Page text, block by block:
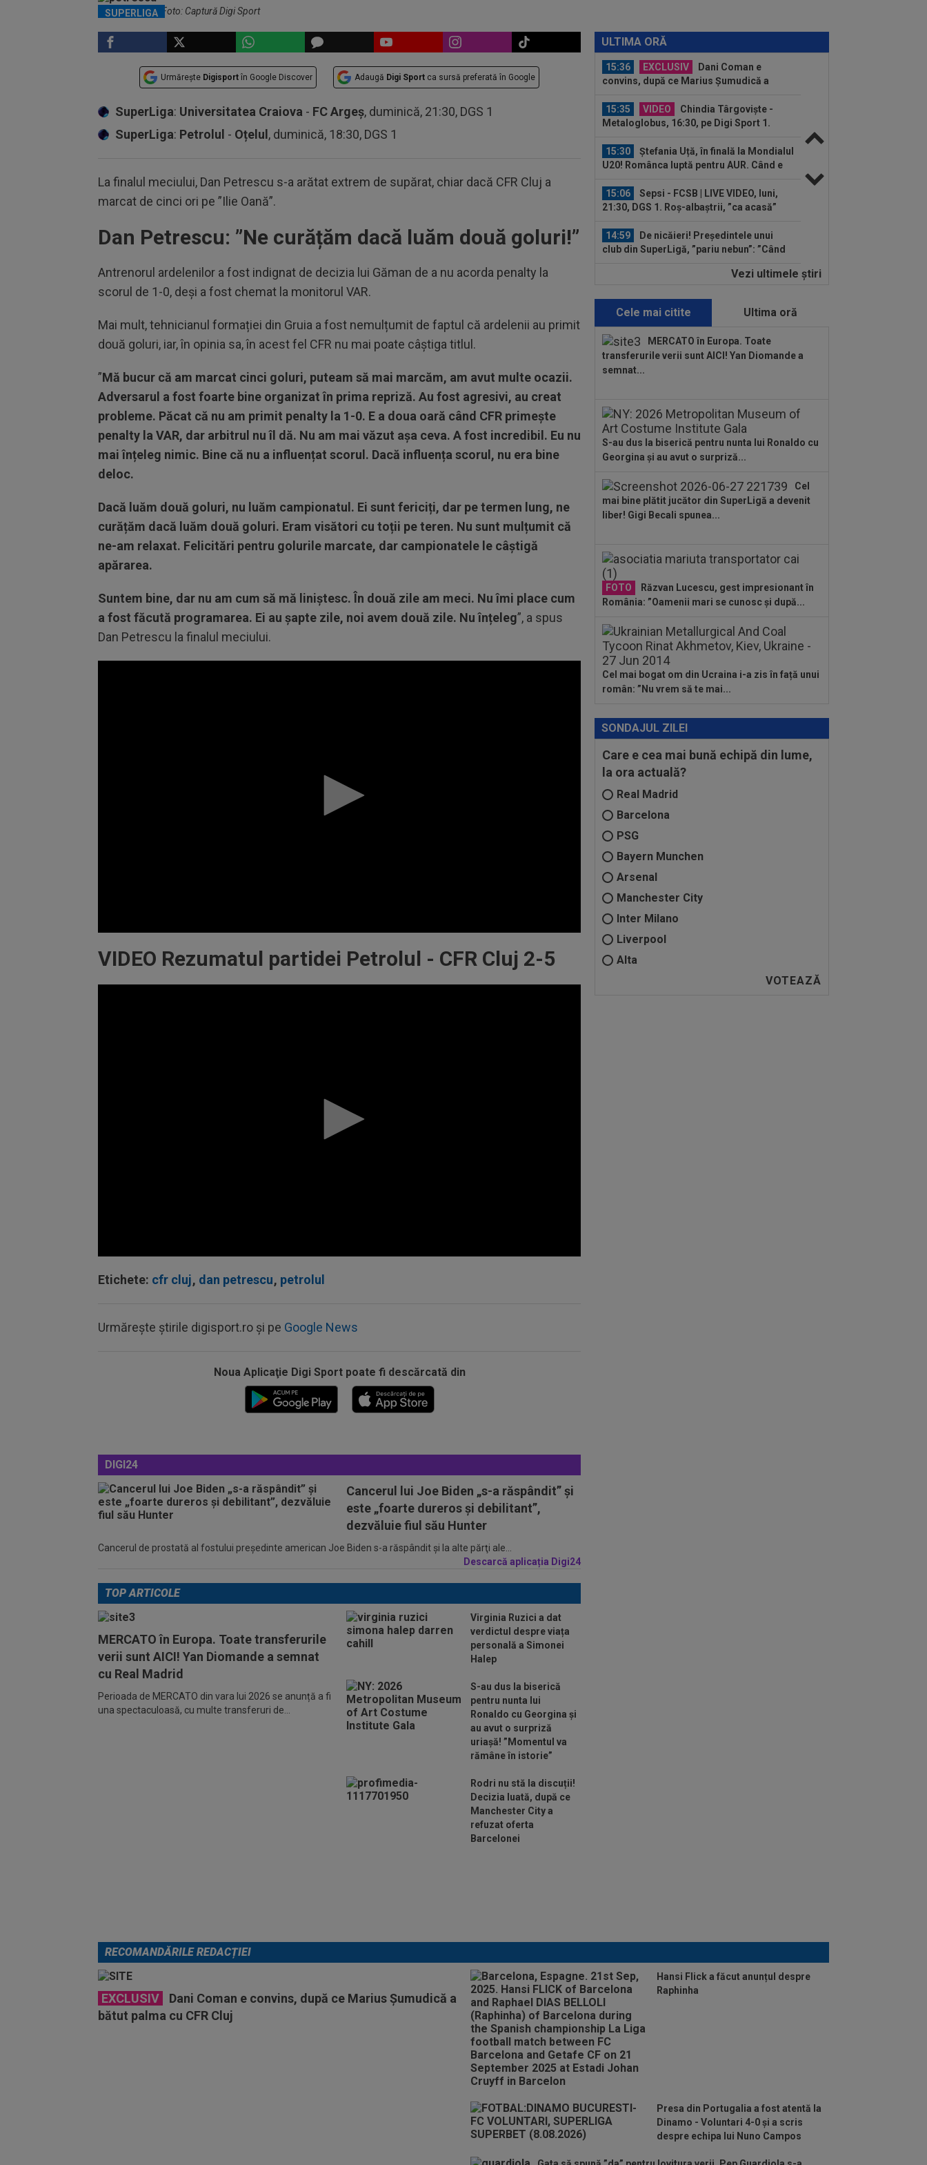
SUPERLIGA
Dan Petrescu / Foto: Captură Digi Sport
Urmărește Digisport în Google Discover Adaugă Digi Sport ca sursă preferată în Google
SuperLiga: Universitatea Craiova - FC Argeș, duminică, 21:30, DGS 1
SuperLiga: Petrolul - Oțelul , duminică, 18:30, DGS 1
La finalul meciului, Dan Petrescu s-a arătat extrem de supărat, chiar dacă CFR Cluj a
marcat de cinci ori pe ”Ilie Oană”.
Dan Petrescu: ”Ne curățăm dacă luăm două goluri!”
Antrenorul ardelenilor a fost indignat de decizia lui Găman de a nu acorda penalty la
scorul de 1-0, deși a fost chemat la monitorul VAR.
Mai mult, tehnicianul formației din Gruia a fost nemulțumit de faptul că ardelenii au primit
două goluri, iar, în opinia sa, în acest fel CFR nu mai poate câștiga titlul.
”Mă bucur că am marcat cinci goluri, puteam să mai marcăm, am avut multe ocazii.
Adversarul a fost foarte bine organizat în prima repriză. Au fost agresivi, au creat
probleme. Păcat că nu am primit penalty la 1-0. E a doua oară când CFR primește
penalty la VAR, dar arbitrul nu îl dă. Nu am mai văzut așa ceva. A fost incredibil. Eu nu
mai înțeleg nimic. Bine că nu a influențat scorul. Dacă influența scorul, nu era bine
deloc.
Dacă luăm două goluri, nu luăm campionatul. Ei sunt fericiți, dar pe termen lung, ne
curățăm dacă luăm două goluri. Eram visători cu toții pe teren. Nu sunt mulțumit că
ne-am relaxat. Felicitări pentru golurile marcate, dar campionatele le câștigă
apărarea.
Suntem bine, dar nu am cum să mă liniștesc. În două zile am meci. Nu îmi place cum
a fost făcută programarea. Ei au șapte zile, noi avem două zile. Nu înțeleg”, a spus
Dan Petrescu la finalul meciului.
VIDEO Rezumatul partidei Petrolul - CFR Cluj 2-5
90%
Etichete: cfr cluj, dan petrescu, petrolul
Urmărește știrile digisport.ro și pe Google News
Noua Aplicaţie Digi Sport poate fi descărcată din
DIGI24
Cancerul lui Joe Biden „s-a răspândit” şi
este „foarte dureros și debilitant”,
dezvăluie fiul său Hunter
Cancerul de prostată al fostului preşedinte american Joe Biden s-a răspândit şi la alte părţi ale...
Descarcă aplicația Digi24
ULTIMA ORĂ
lovitura verii, Pep Guardiola s-a răzgândit
și a...
15:36
EXCLUSIV
Dani Coman e
convins, după ce Marius Șumudică a
15:35
VIDEO
Chindia Târgoviște -
Metaloglobus, 16:30, pe Digi Sport 1.
15:30
Ștefania Uță, în finală la Mondialul
U20! Românca luptă pentru AUR. Când e
15:06
Sepsi - FCSB | LIVE VIDEO, luni,
21:30, DGS 1. Roș-albaștrii, ”ca acasă”
14:59
De nicăieri! Președintele unui
club din SuperLigă, ”pariu nebun”: ”Când
Presa din Portugalia a fost atentă
15:58
Hansi Flick a făcut anunțul despre
Raphinha
15:49
Universitatea Craiova - FC Argeș,
LIVE VIDEO, 21:30, DGS 1. Un jucător a
Jong a refuzat-o pe Barcelona!
15:36
Gata să spună ”da” pentru
lovitura verii, Pep Guardiola s-a răzgândit
Vezi ultimele ştiri
Cele mai citite Ultima oră
MERCATO în Europa. Toate
transferurile verii sunt AICI! Yan Diomande a
semnat...
S-au dus la biserică pentru nunta lui Ronaldo cu
Georgina și au avut o surpriză...
Cel
mai bine plătit jucător din SuperLigă a devenit
liber! Gigi Becali spunea...
FOTO
Răzvan Lucescu, gest impresionant în
România: ”Oamenii mari se cunosc și după...
Cel mai bogat om din Ucraina i-a zis în față unui
român: ”Nu vrem să te mai...
SONDAJUL ZILEI
Care e cea mai bună echipă din lume,
la ora actuală?
Real Madrid
Barcelona
PSG
Bayern Munchen
Arsenal
Manchester City
Inter Milano
Liverpool
Alta
TOP ARTICOLE
MERCATO în Europa. Toate transferurile
verii sunt AICI! Yan Diomande a semnat
cu Real Madrid
Perioada de MERCATO din vara lui 2026 se anunță a fi
una spectaculoasă, cu multe transferuri de...
Virginia Ruzici a dat
verdictul despre viața
personală a Simonei
Halep
S-au dus la biserică
pentru nunta lui
Ronaldo cu Georgina și
au avut o surpriză
uriașă! ”Momentul va
rămâne în istorie”
Rodri nu stă la discuții!
Decizia luată, după ce
Manchester City a
refuzat oferta
Barcelonei
RECOMANDĂRILE REDACȚIEI
EXCLUSIV
Dani Coman e convins, după ce Marius Șumudică a
bătut palma cu CFR Cluj
Hansi Flick a făcut anunțul despre
Raphinha
Presa din Portugalia a fost atentă la
Dinamo - Voluntari 4-0 și a scris
despre echipa lui Nuno Campos